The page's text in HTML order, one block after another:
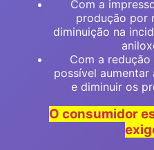
Com a
produção por
diminuição na
Com a
possível
e diminuir os
O consumidor